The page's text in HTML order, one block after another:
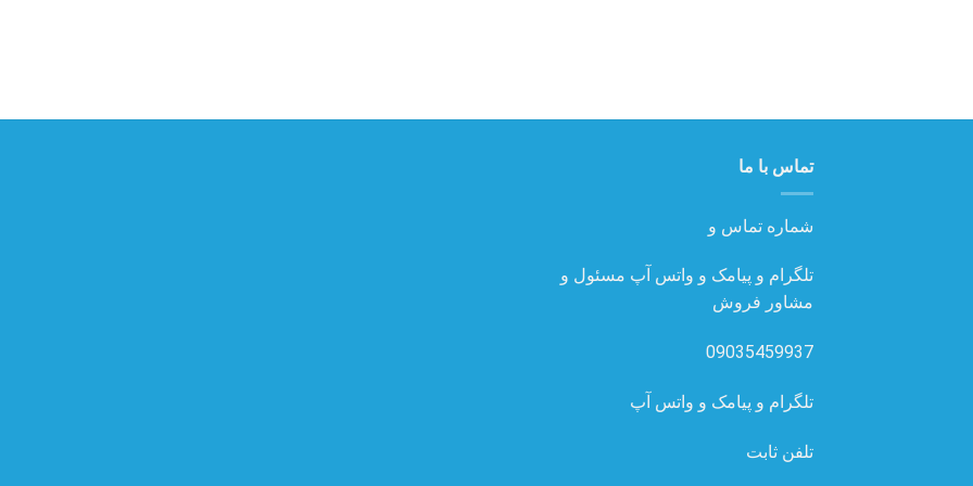
تماس با ما
شماره تماس و
تلگرام و پیامک و واتس آپ مسئول و
مشاور فروش
09035459937
تلگرام و پیامک و واتس آپ
تلفن ثابت